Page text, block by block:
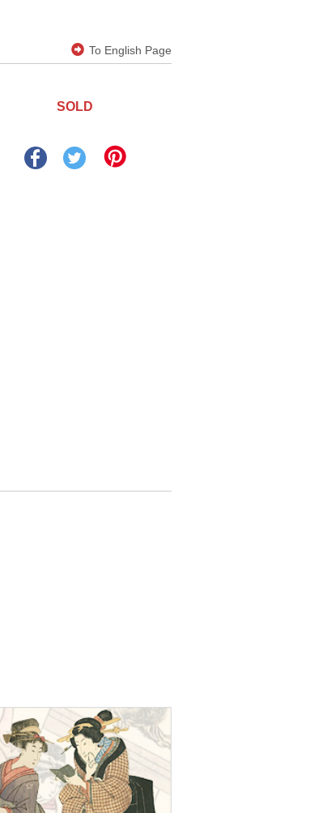
To English Page
SOLD